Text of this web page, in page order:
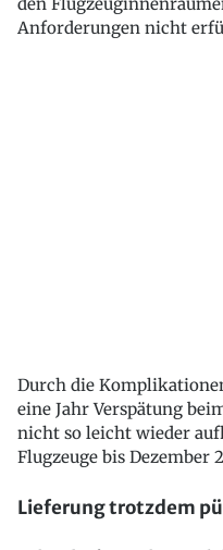
Anforderungen nicht
Durch die
eine Jahr Verspätung
nicht so leicht wieder
Flugzeuge bis Dezember
Lieferung trotzdem